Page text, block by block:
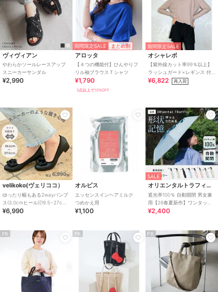
ヴィヴィアン
やわらかソールレースアップ
スニーカーサンダル
¥2,990
期間限定SALE まとめ割
アロッタ
【４つの機能付】ひんやりフ
リル袖ブラウスＴシャツ
¥1,790
3点以上で10%OFF
期間限定SALE
オシャレボ
【紫外線カット率99％以上】
ラッシュガード×レギンス 付
き タンキニ
¥6,822 再入荷
velikoko(ヴェリココ）
ゆったり幅もある2wayパンプ
ス(3.0cmヒール)[19.5~27cm]
ラクチンきれいシューズ
¥6,990
オルビス
エッセンスインヘアミルク
つめかえ用
¥1,100
SALE
オリエンタルトラフィック
遮光率100％ 自動開閉 男女兼
用【26春夏新作】ワンタッチ
晴雨兼用 折りたたみ傘 /G-
¥2,400
PR PR PR